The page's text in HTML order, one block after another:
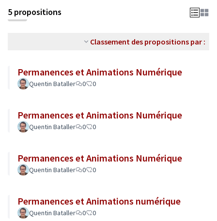
5 propositions
Classement des propositions par :
Permanences et Animations Numérique
Quentin Bataller 0 0
Permanences et Animations Numérique
Quentin Bataller 0 0
Permanences et Animations Numérique
Quentin Bataller 0 0
Permanences et Animations numérique
Quentin Bataller 0 0